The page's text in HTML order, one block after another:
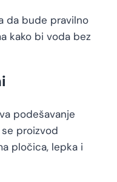
da bude pravilno
kako bi voda bez
podešavanje
proizvod
pločica, lepka i